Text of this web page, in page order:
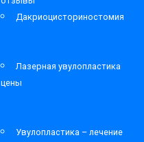
Дакриоцисториностомия
Лазерная увулопластика
цены
Увулопластика – лечение